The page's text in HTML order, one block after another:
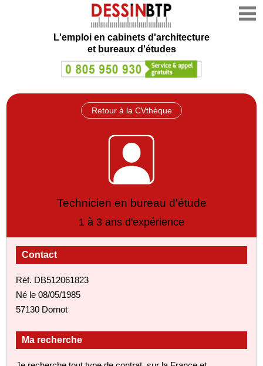
L'emploi en cabinets d'architecture
et bureaux d'études
Retour à la CVthèque
Technicien en bureau d'étude
1 à 3 ans d'expérience
Contact
Réf. DB512061823
Né le 08/05/1985
57130 Dornot
Ma recherche